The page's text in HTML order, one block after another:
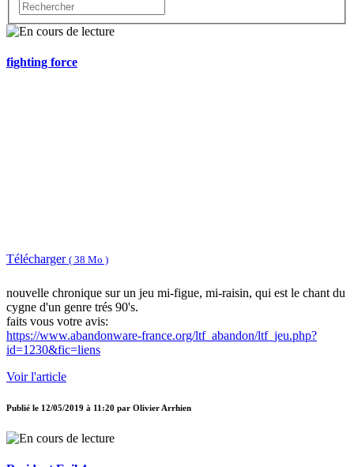
fighting force
Télécharger ( 38 Mo )
nouvelle chronique sur un jeu mi-figue, mi-raisin, qui est le chant du
cygne d'un genre trés 90's.
faits vous votre avis:
https://www.abandonware-france.org/ltf_abandon/ltf_jeu.php?
id=1230&fic=liens
Voir l'article
Publié le 12/05/2019 à 11:20 par Olivier Arrhien